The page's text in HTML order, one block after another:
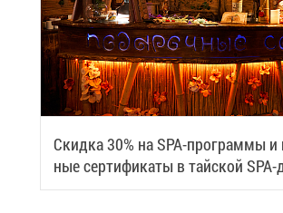
Скид­ка 30% на SPA-про­грам­мы
ные сер­ти­фи­ка­ты в тай­ской SPA-
Samui